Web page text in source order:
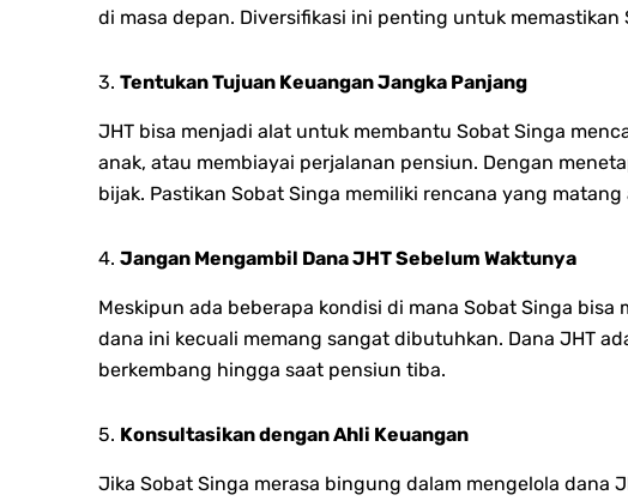
di masa depan. Diversifikasi ini penting untuk
3. Tentukan Tujuan Keuangan Jangka Panjang
JHT bisa menjadi alat untuk membantu Sobat Singa
anak, atau membiayai perjalanan pensiun. Dengan
bijak. Pastikan Sobat Singa memiliki rencana yang
4. Jangan Mengambil Dana JHT Sebelum Waktunya
Meskipun ada beberapa kondisi di mana Sobat Singa
dana ini kecuali memang sangat dibutuhkan. Dana JHT
berkembang hingga saat pensiun tiba.
5. Konsultasikan dengan Ahli Keuangan
Jika Sobat Singa merasa bingung dalam mengelola